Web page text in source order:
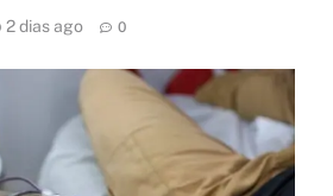
2 dias ago 0